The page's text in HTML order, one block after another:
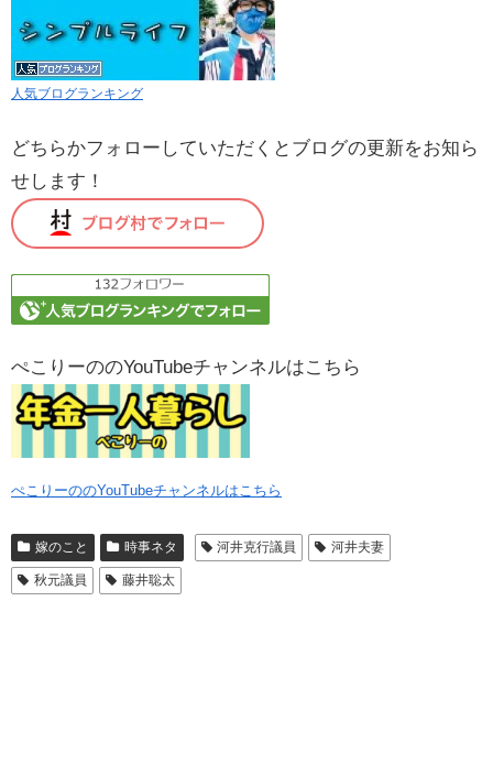
人気ブログランキング
どちらかフォローしていただくとブログの更新をお知ら
せします！
ぺこりーののYouTubeチャンネルはこちら
ぺこりーののYouTubeチャンネルはこちら
嫁のこと 時事ネタ 河井克行議員 河井夫妻
秋元議員 藤井聡太